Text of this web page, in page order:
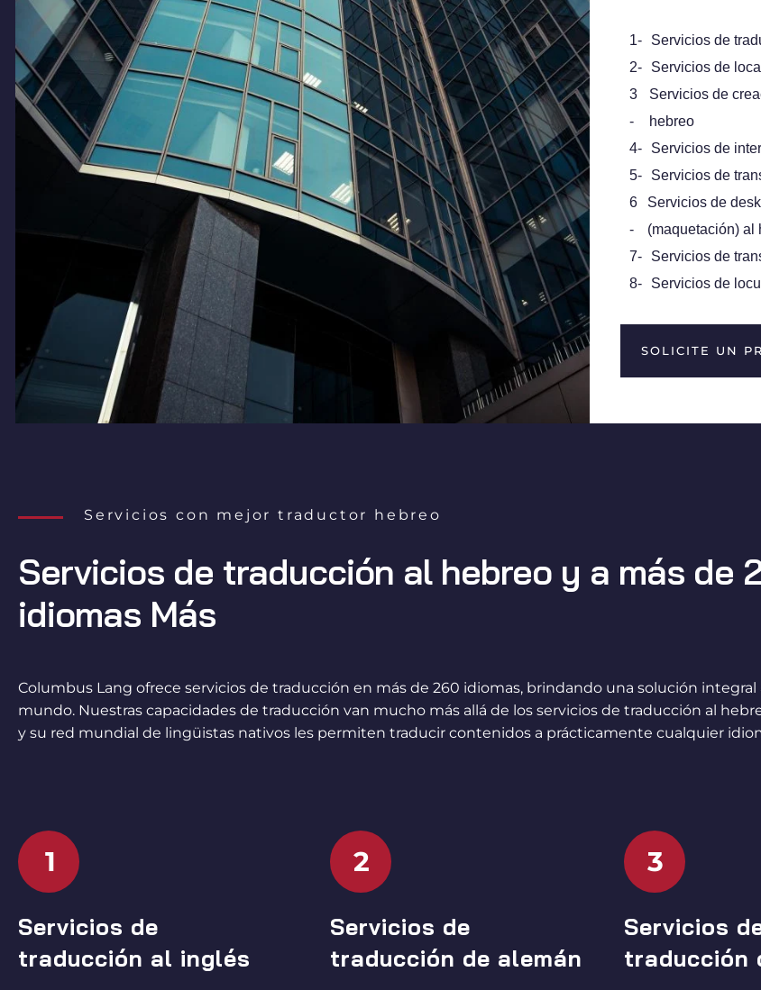
1-
Servicios de
2-
Servicios de
3
-
Servicios de
hebreo
4-
Servicios de
5-
Servicios de
6
-
Servicios de
(maquetación) al
7-
Servicios de
8-
Servicios de
SOLICITE UN
Servicios con mejor traductor hebreo
Servicios de traducción al hebreo y a más de
idiomas Más
Columbus Lang ofrece servicios de traducción en más de 260 idiomas, brindando una solución
mundo. Nuestras capacidades de traducción van mucho más allá de los servicios de traducción al
y su red mundial de lingüistas nativos les permiten traducir contenidos a prácticamente cualquier
1
Servicios de
traducción al inglés
2
Servicios de
traducción de alemán
3
Servicios
traducción